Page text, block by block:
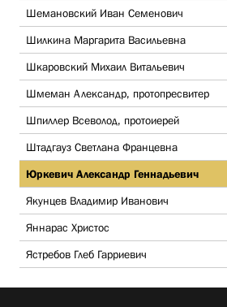
Шемановский Иван Семенович
Шилкина Маргарита Васильевна
Шкаровский Михаил Витальевич
Шмеман Александр, протопресвитер
Шпиллер Всеволод, протоиерей
Штадгауз Светлана Францевна
Юркевич Александр Геннадьевич
Якунцев Владимир Иванович
Яннарас Христос
Ястребов Глеб Гарриевич